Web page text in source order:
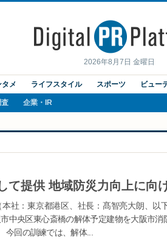
2026年8月7日 金曜日
タメ ライフスタイル スポーツ ビュー
企業・IR
社：東京都港区、社長：髙智亮大朗、以
中央区東心斎橋の解体予定建物を大阪市消
回の訓練では、解体...